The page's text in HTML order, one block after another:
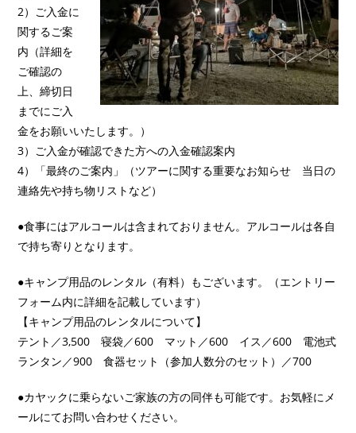
2）ご入金に
関するご案
内（詳細を
ご確認の
上、締切日
までにご入
金をお願いいたします。）
3）ご入金が確認できた方への入金確認案内
4）「最終のご案内」（ツアーに関する重要なお知らせ 当日の
連絡先や持ち物リストなど）
●食事にはアルコールは含まれておりません。アルコールは各自
で持ち寄りとなります。
●キャンプ用品のレンタル（有料）もございます。（エントリー
フォーム内に詳細を記載しています）
【キャンプ用品のレンタルについて】
テント／3,500 寝袋／600 マット／600 イス／600 電池式
ランタン／900 食器セット（参加人数分のセット）／700
●カヤックに乗らないご家族の方の同伴も可能です。お気軽にメ
ールにてお問い合わせください。